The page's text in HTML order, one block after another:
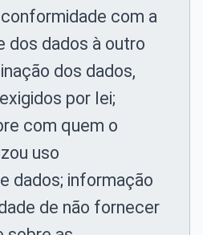
com a
dos dados à outro
dos dados,
por lei;
com quem o
uso
dados; informação
de não fornecer